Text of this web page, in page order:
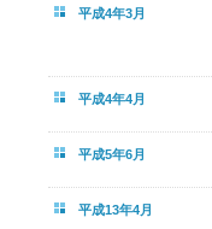
平成4年3月
平成4年4月
平成5年6月
平成13年4月